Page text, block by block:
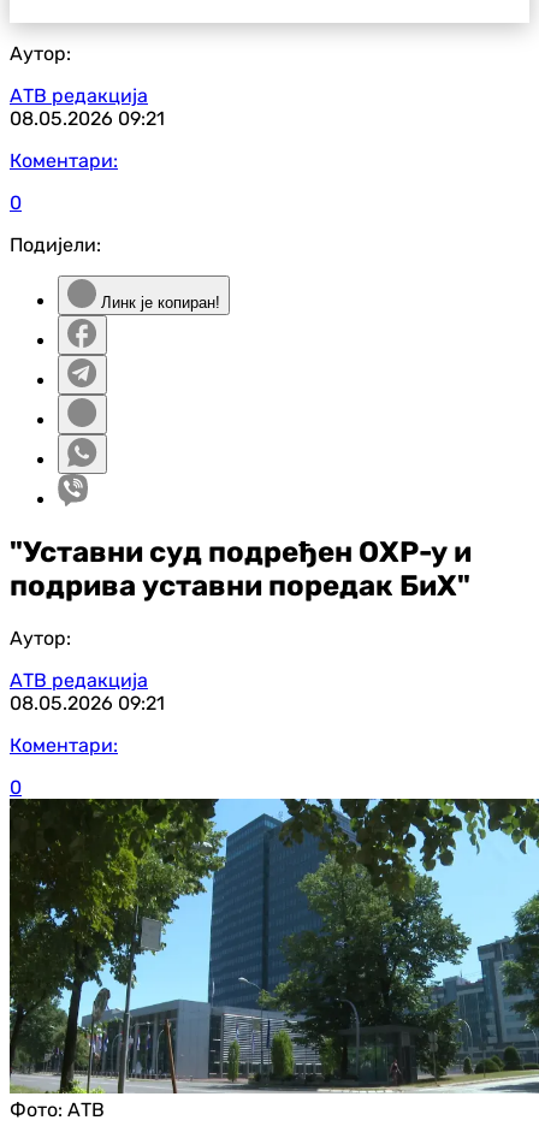
Аутор:
АТВ редакција
08.05.2026 09:21
Коментари:
0
Подијели:
Линк је копиран!
"Уставни суд подређен ОХР-у и
подрива уставни поредак БиХ"
Аутор:
АТВ редакција
08.05.2026 09:21
Коментари:
0
Фото: АТВ